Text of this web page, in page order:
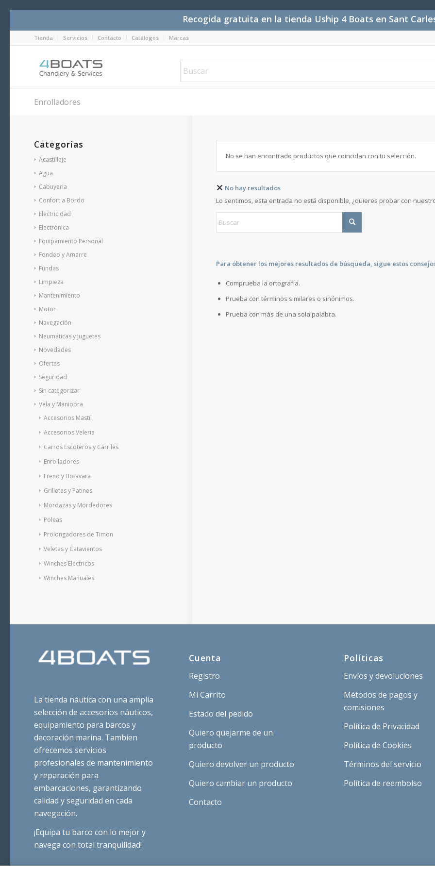
Recogida gratuita en la tienda Uship 4 Boats en Sant
Tienda Servicios Contacto Catálogos Marcas
Enrolladores
No se han encontrado productos que coincidan con tu selección.
No hay resultados
Lo sentimos, esta entrada no está disponible, ¿quieres probar con
Para obtener los mejores resultados de búsqueda, sigue estos
Comprueba la ortografía.
Prueba con términos similares o sinónimos.
Prueba con más de una sola palabra.
Categorías
Acastillaje
Agua
Cabuyeria
Confort a Bordo
Electricidad
Electrónica
Equipamiento Personal
Fondeo y Amarre
Fundas
Limpieza
Mantenimiento
Motor
Navegación
Neumáticas y Juguetes
Novedades
Ofertas
Seguridad
Sin categorizar
Vela y Maniobra
Accesorios Mastil
Accesorios Veleria
Carros Escoteros y Carriles
Enrolladores
Freno y Botavara
Grilletes y Patines
Mordazas y Mordedores
Poleas
Prolongadores de Timon
Veletas y Catavientos
Winches Eléctricos
Winches Manuales
La tienda náutica con una amplia
selección de accesorios náuticos,
equipamiento para barcos y
decoración marina. Tambien
ofrecemos servicios
profesionales de mantenimiento
y reparación para
embarcaciones, garantizando
calidad y seguridad en cada
navegación.
¡Equipa tu barco con lo mejor y
navega con total tranquilidad!
Cuenta
Registro
Mi Carrito
Estado del pedido
Quiero quejarme de un
producto
Quiero devolver un producto
Quiero cambiar un producto
Contacto
Políticas
Envíos y devoluciones
Métodos de pagos y
comisiones
Política de Privacidad
Política de Cookies
Términos del servicio
Política de reembolso